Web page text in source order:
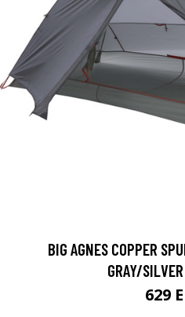
BIG AGNES COPPER
GRAY/
629